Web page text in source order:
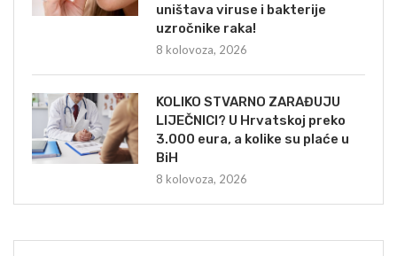
uništava viruse i bakterije
uzročnike raka!
8 kolovoza, 2026
KOLIKO STVARNO ZARAĐUJU
LIJEČNICI? U Hrvatskoj preko
3.000 eura, a kolike su plaće u
BiH
8 kolovoza, 2026